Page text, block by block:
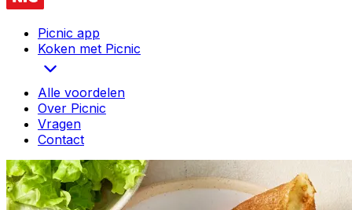
Picnic app
Koken met Picnic
Alle voordelen
Over Picnic
Vragen
Contact